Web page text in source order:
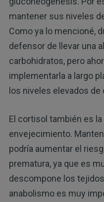
mantener sus niveles
Como ya lo mencioné,
defensor de llevar una
carbohidratos, pero
implementarla a largo
los niveles elevados de
El cortisol también es
envejecimiento.
podría aumentar el
prematura, ya que es
descompone los
anabolismo es muy